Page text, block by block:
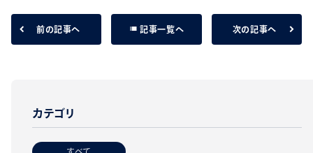
前の記事へ list 記事一覧へ 次の記事へ
カテゴリ